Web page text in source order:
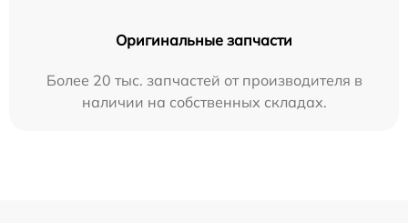
Оригинальные запчасти
Более 20 тыс. запчастей от производителя в
наличии на собственных складах.